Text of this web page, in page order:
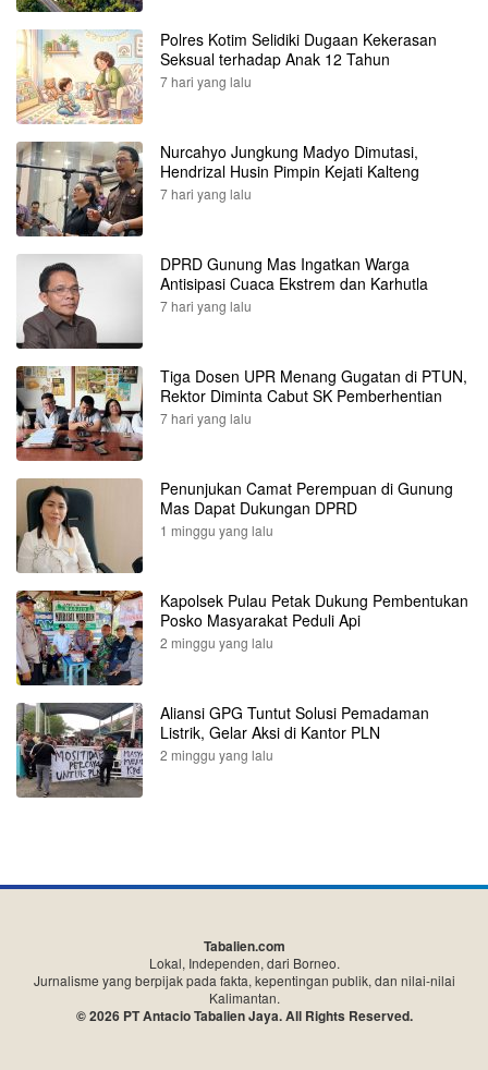
Polres Kotim Selidiki Dugaan Kekerasan
Seksual terhadap Anak 12 Tahun
7 hari yang lalu
Nurcahyo Jungkung Madyo Dimutasi,
Hendrizal Husin Pimpin Kejati Kalteng
7 hari yang lalu
DPRD Gunung Mas Ingatkan Warga
Antisipasi Cuaca Ekstrem dan Karhutla
7 hari yang lalu
Tiga Dosen UPR Menang Gugatan di PTUN,
Rektor Diminta Cabut SK Pemberhentian
7 hari yang lalu
Penunjukan Camat Perempuan di Gunung
Mas Dapat Dukungan DPRD
1 minggu yang lalu
Kapolsek Pulau Petak Dukung Pembentukan
Posko Masyarakat Peduli Api
2 minggu yang lalu
Aliansi GPG Tuntut Solusi Pemadaman
Listrik, Gelar Aksi di Kantor PLN
2 minggu yang lalu
Tabalien.com
Lokal, Independen, dari Borneo.
Jurnalisme yang berpijak pada fakta, kepentingan publik, dan nilai-nilai
Kalimantan.
© 2026 PT Antacio Tabalien Jaya. All Rights Reserved.